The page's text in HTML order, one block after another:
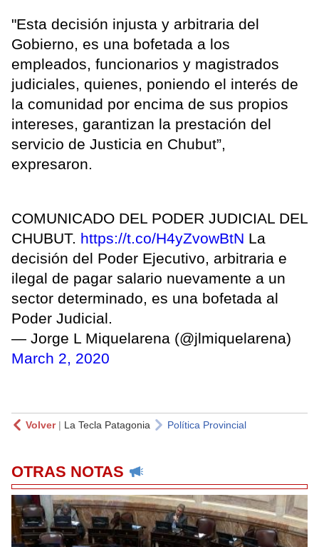
"Esta decisión injusta y arbitraria del
Gobierno, es una bofetada a los
empleados, funcionarios y magistrados
judiciales, quienes, poniendo el interés de
la comunidad por encima de sus propios
intereses, garantizan la prestación del
servicio de Justicia en Chubut”,
expresaron.
CHUBUT.https://t.co/H4yZvowBtNLa
decisión del Poder Ejecutivo, arbitraria e
ilegal de pagar salario nuevamente a un
sector determinado, es una bofetada al
Poder Judicial.
— Jorge L Miquelarena (@jlmiquelarena)
March 2, 2020
Volver|La Tecla Patagonia Política Provincial